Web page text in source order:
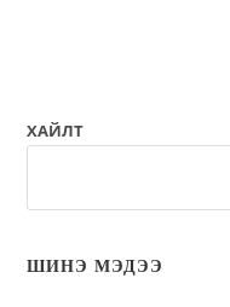
ХАЙЛТ
ШИНЭ МЭДЭЭ